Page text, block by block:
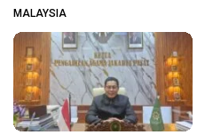
MALAYSIA